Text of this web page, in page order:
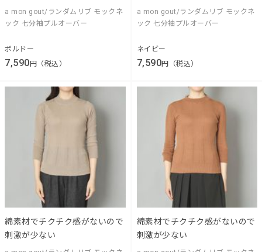
a mon gout/ランダムリブ モックネ
ック 七分袖プルオーバー
ボルドー
7,590 円（税込）
a mon gout/ランダムリブ モックネ
ック 七分袖プルオーバー
ネイビー
7,590円（税込）
綿素材でチクチク感がないので
刺激が少ない
綿素材でチクチク感がないので
刺激が少ない